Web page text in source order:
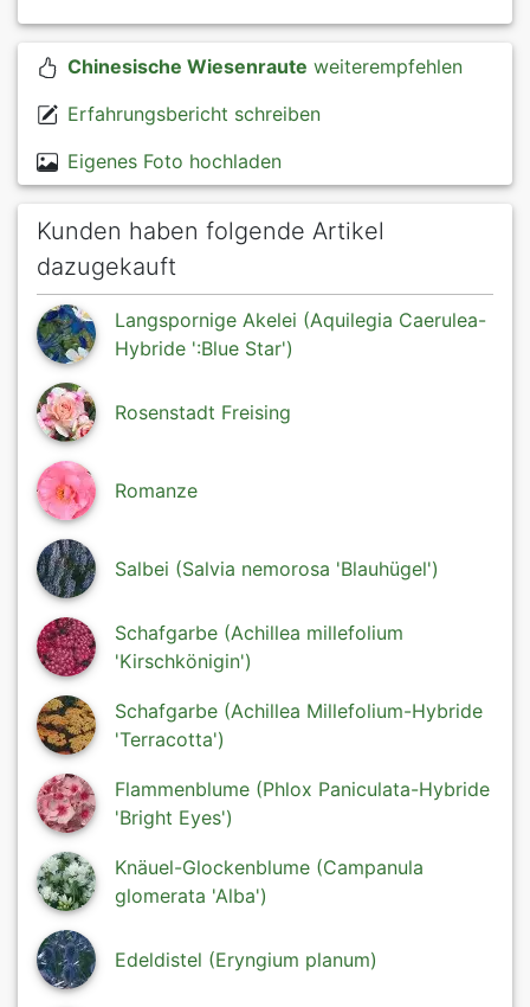
Chinesische Wiesenraute weiterempfehlen
Erfahrungsbericht schreiben
Eigenes Foto hochladen
Kunden haben folgende Artikel
dazugekauft
Langspornige Akelei (Aquilegia Caerulea-
Hybride ':Blue Star')
Rosenstadt Freising
Romanze
Salbei (Salvia nemorosa 'Blauhügel')
Schafgarbe (Achillea millefolium
'Kirschkönigin')
Schafgarbe (Achillea Millefolium-Hybride
'Terracotta')
Flammenblume (Phlox Paniculata-Hybride
'Bright Eyes')
Knäuel-Glockenblume (Campanula
glomerata 'Alba')
Edeldistel (Eryngium planum)